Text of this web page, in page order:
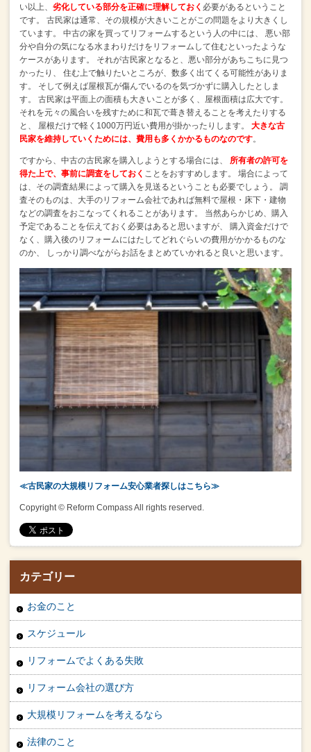
い以上、 劣化している部分を正確に理解しておく 必要があるということ
です。
古民家は通常、その規模が大きいことがこの問題をより大きくし
ています。
中古の家を買ってリフォームするという人の中には、
悪い部
分や自分の気になる水まわりだけをリフォームして住むといったような
ケースがあります。
それが古民家となると、悪い部分があちこちに見つ
かったり、
住む上で触りたいところが、数多く出てくる可能性がありま
す。
そして例えば屋根瓦が傷んでいるのを気づかずに購入したとしま
す。
古民家は平面上の面積も大きいことが多く、屋根面積は広大です。
それを元々の風合いを残すために和瓦で葺き替えることを考えたりする
と、
屋根だけで軽く1000万円近い費用が掛かったりします。
大きな古
民家を維持していくためには、費用も多くかかるものなのです。
ですから、中古の古民家を購入しようとする場合には、
所有者の許可を
得た上で、事前に調査をしておく ことをおすすめします。
場合によって
は、その調査結果によって購入を見送るということも必要でしょう。
調
査そのものは、大手のリフォーム会社であれば無料で屋根・床下・建物
などの調査をおこなってくれることがあります。
当然あらかじめ、購入
予定であることを伝えておく必要はあると思いますが、
購入資金だけで
なく、購入後のリフォームにはたしてどれぐらいの費用がかかるものな
のか、
しっかり調べながらお話をまとめていかれると良いと思います。
≪古民家の大規模リフォーム安心業者探しはこちら≫
Copyright © Reform Compass All rights reserved.
カテゴリー
お金のこと
スケジュール
リフォームでよくある失敗
リフォーム会社の選び方
大規模リフォームを考えるなら
法律のこと